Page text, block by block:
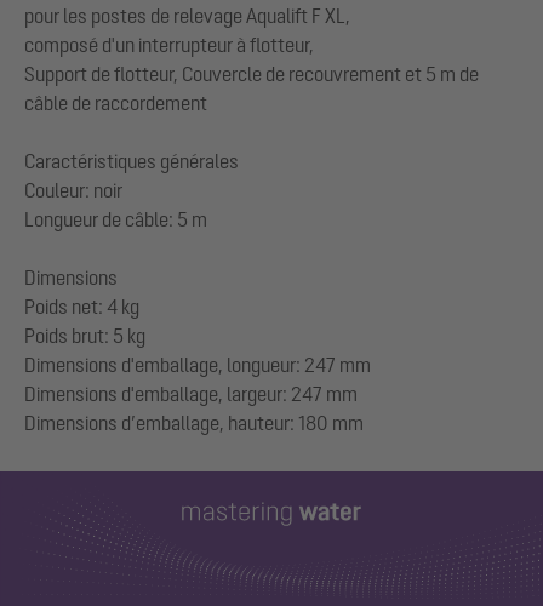
pour les postes de relevage Aqualift F XL,
composé d'un interrupteur à flotteur,
Support de flotteur, Couvercle de recouvrement et 5 m de
câble de raccordement
Caractéristiques générales
Couleur: noir
Longueur de câble: 5 m
Dimensions
Poids net: 4 kg
Poids brut: 5 kg
Dimensions d'emballage, longueur: 247 mm
Dimensions d'emballage, largeur: 247 mm